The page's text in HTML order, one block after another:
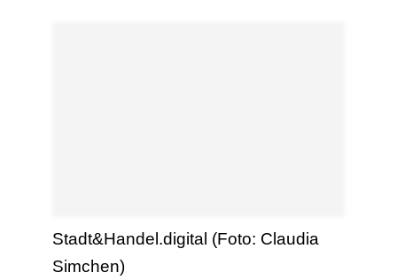
Stadt&Handel.digital (Foto: Claudia
Simchen)